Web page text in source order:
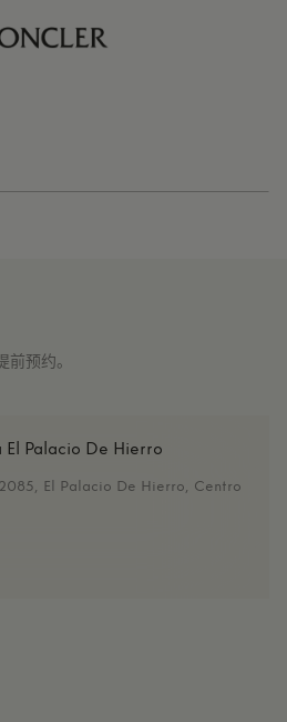
预约。
Palacio De Hierro
El Palacio De Hierro, Centro